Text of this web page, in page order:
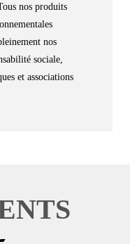
nos produits
nos
sociale,
et associations